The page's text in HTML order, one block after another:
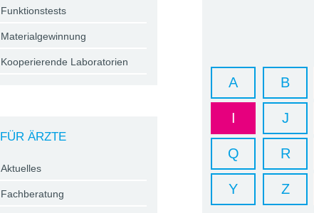
A B
I J
Q R
Y Z
Funktionstests
Materialgewinnung
Kooperierende Laboratorien
FÜR ÄRZTE
Aktuelles
Fachberatung